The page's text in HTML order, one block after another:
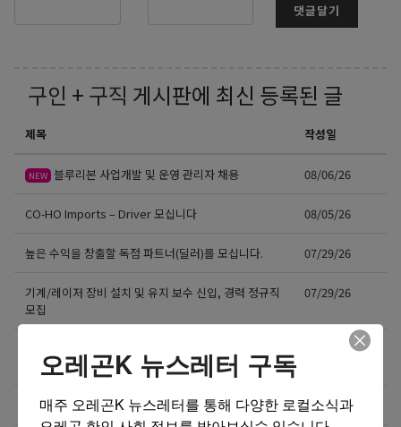
댓글달기
구인 + 구직 게시판에 최신 등록된 글
제목 작성일
NEW 블루리본 사업개발 및 운영 관리자 채용 08/06/26
CO-HO Imports – Driver 모십니다 08/05/26
높은 수익을 창출할 독점 파트너(딜러)를 모십니다. 07/29/26
기계/레이저 장비 설치 및 유지 보수 신입, 경력 정규직
모집
07/29/26
한국어 오리엔테이션
07/27/26
테리야끼 레스토랑 구인 07/25/26
오레곤K 뉴스레터 구독
매주 오레곤K 뉴스레터를 통해 다양한 로컬소식과